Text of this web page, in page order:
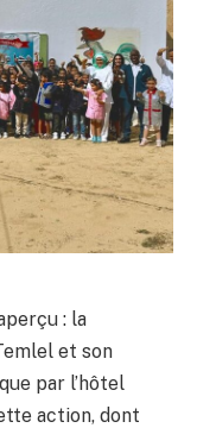
: la
et son
par l’hôtel
action, dont